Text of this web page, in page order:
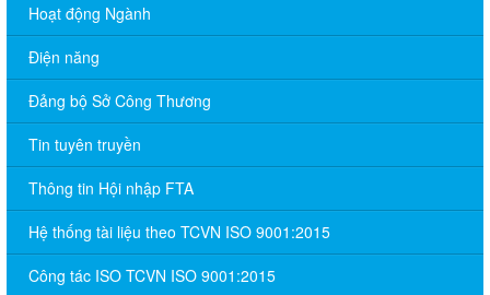
Hoạt động Ngành
Điện năng
Đảng bộ Sở Công Thương
Tin tuyên truyền
Thông tin Hội nhập FTA
Hệ thống tài liệu theo TCVN ISO 9001:2015
Công tác ISO TCVN ISO 9001:2015